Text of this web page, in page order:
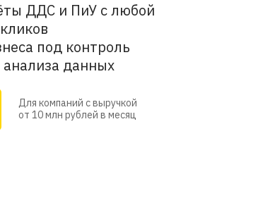
ДДС и ПиУ с любой
под контроль
данных
Для компаний с выручкой
от 10 млн рублей в месяц